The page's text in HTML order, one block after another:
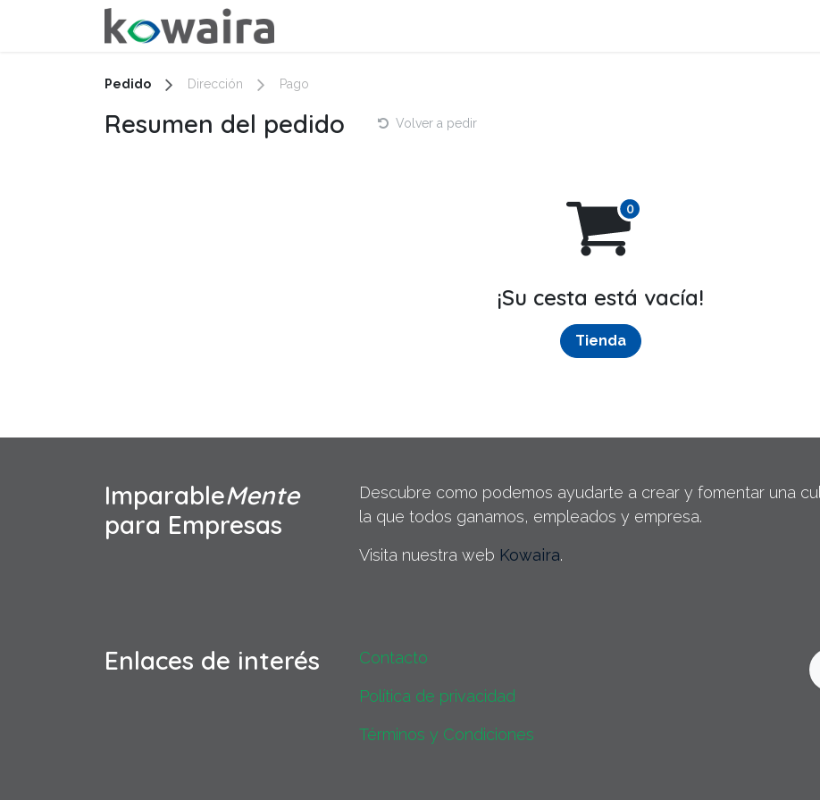
Ir al contenido
Pedido Dirección Pago
Resumen del pedido Volver a pedir
¡Su cesta está vacía!
Tienda
ImparableMente
para Empresas
Descubre como podemos ayudarte a crear y fomentar una
la que todos ganamos, empleados y empresa.
Visita nuestra web Kowaira.
Enlaces de interés Contacto
Política de privacidad
Términos y Condiciones​